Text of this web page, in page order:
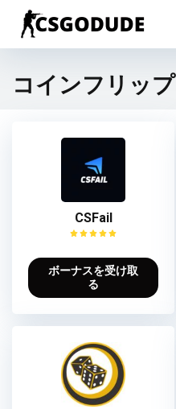
コインフリップ
CSFail
ボーナスを受け取
る